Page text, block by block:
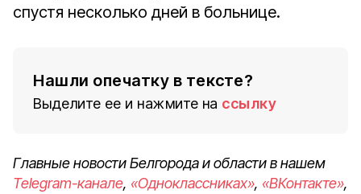
спустя несколько дней в больнице.
Нашли опечатку в тексте?
Выделите ее и нажмите на ссылку
Главные новости Белгорода и области в нашем
Telegram-канале, «Одноклассниках», «ВКонтакте»,